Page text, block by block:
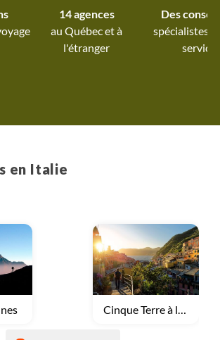
14 agences
au Québec età
l'étranger
Des
spécialistes
service
en Italie
Voyage
Cinque Terre à la Toscane